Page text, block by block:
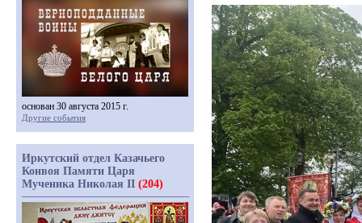
основан 30 августа 2015 г.
Другие события
Иркутский отдел Казачьего
Конвоя Памяти Царя
Мученика Николая II (204)